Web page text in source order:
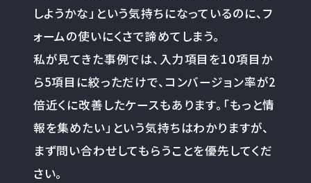
しようかな」という気持ちになっているのに、フ
ォームの使いにくさで諦めてしまう。
私が見てきた事例では、入力項目を10項目か
ら5項目に絞っただけで、コンバージョン率が2
倍近くに改善したケースもあります。「もっと情
報を集めたい」という気持ちはわかりますが、
まず問い合わせしてもらうことを優先してくだ
さい。